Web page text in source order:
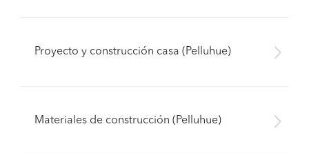
Proyecto y construcción casa (Pelluhue)
Materiales de construcción (Pelluhue)